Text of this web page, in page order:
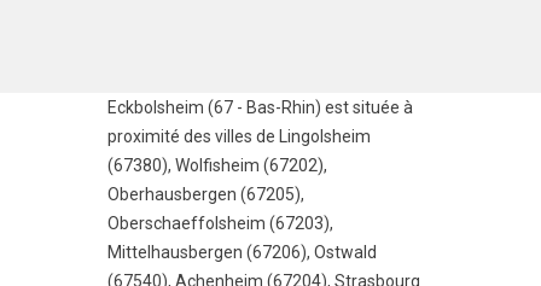
Eckbolsheim (67 - Bas-Rhin) est située à
proximité des villes de
Lingolsheim
(67380), Wolfisheim (67202),
Oberhausbergen (67205),
Oberschaeffolsheim (67203),
Mittelhausbergen (67206), Ostwald
(67540), Achenheim (67204), Strasbourg